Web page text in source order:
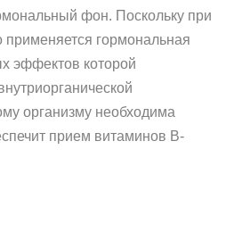
фон. Поскольку при
гормональная
эффектов которой
организму необходима
прием витаминов В-